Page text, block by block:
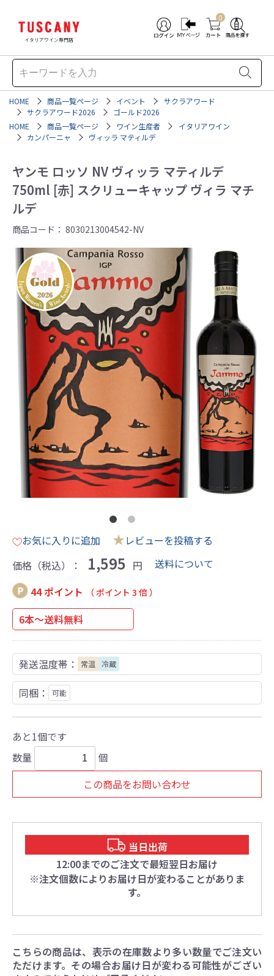
イタリアワイン専門店
0
HOME 商品一覧ページ イベント
サクラアワード
サクラアワード2026
ゴールド2026
HOME
商品一覧ページ ワイン生産者
イタリアワイン
カンパーニャ
ヴィッラ マティルデ
ヤンモ ロッソ NV ヴィッラ マティルデ
750ml [赤] スクリューキャップ ヴィラ マチ
ルデ
商品コード： 8030213004542-NV
お気に入りに追加 ★レビューを投稿する
価格（税込）：
1,595 円
送料について
44 ポイント
（ ポイント 3 倍 ）
6本～送料無料
発送温度帯： 常温 冷蔵
同梱： 可能
あと1個です
数量
個
この商品をお問い合わせ
当日出荷
12:00までのご注文で最短翌日お届け
※注文個数によりお届け日が変わることがありま
す。
こちらの商品は、表示の在庫数より多い数量でご注文い
ただけます。その場合お届け日が変わる可能性がござい